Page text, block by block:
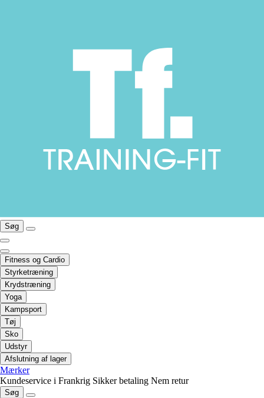
Søg
Fitness og Cardio
Styrketræning
Krydstræning
Yoga
Kampsport
Tøj
Sko
Udstyr
Afslutning af lager
Mærker
Kundeservice i Frankrig Sikker betaling Nem retur
Søg